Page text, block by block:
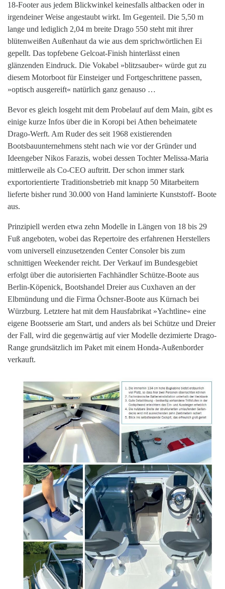
18-Footer aus jedem Blickwinkel keinesfalls altbacken oder in
irgendeiner Weise angestaubt wirkt. Im Gegenteil. Die 5,50 m
lange und lediglich 2,04 m breite Drago 550 steht mit ihrer
blütenweißen Außenhaut da wie aus dem sprichwörtlichen Ei
gepellt. Das topfebene Gelcoat-Finish hinterlässt einen
glänzenden Eindruck. Die Vokabel »blitzsauber« würde gut zu
diesem Motorboot für Einsteiger und Fortgeschrittene passen,
»optisch ausgereift« natürlich ganz genauso …
Bevor es gleich losgeht mit dem Probelauf auf dem Main, gibt es
einige kurze Infos über die in Koropi bei Athen beheimatete
Drago-Werft. Am Ruder des seit 1968 existierenden
Bootsbauunternehmens steht nach wie vor der Gründer und
Ideengeber Nikos Farazis, wobei dessen Tochter Melissa-Maria
mittlerweile als Co-CEO auftritt. Der schon immer stark
exportorientierte Traditionsbetrieb mit knapp 50 Mitarbeitern
lieferte bisher rund 30.000 von Hand laminierte Kunststoff- Boote
aus.
Prinzipiell werden etwa zehn Modelle in Längen von 18 bis 29
Fuß angeboten, wobei das Repertoire des erfahrenen Herstellers
vom universell einzusetzenden Center Consoler bis zum
schnittigen Weekender reicht. Der Verkauf im Bundesgebiet
erfolgt über die autorisierten Fachhändler Schütze-Boote aus
Berlin-Köpenick, Bootshandel Dreier aus Cuxhaven an der
Elbmündung und die Firma Öchsner-Boote aus Kürnach bei
Würzburg. Letztere hat mit dem Hausfabrikat »Yachtline« eine
eigene Bootsserie am Start, und anders als bei Schütze und Dreier
der Fall, wird die gegenwärtig auf vier Modelle dezimierte Drago-
Range grundsätzlich im Paket mit einem Honda-Außenborder
verkauft.